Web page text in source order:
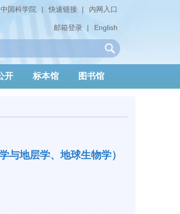
内网入口
|
快速链接
|
中国科学院
English
|
邮箱登录
开 标本馆 图书馆
与地层学、地球生物学）